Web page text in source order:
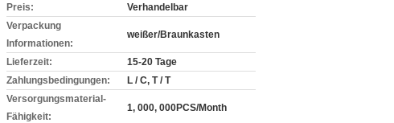
Preis:
Verhandelbar
Verpackung
Informationen:
weißer/Braunkasten
Lieferzeit:
15-20 Tage
Zahlungsbedingungen:
L / C, T / T
Versorgungsmaterial-
Fähigkeit:
1, 000, 000PCS/Month